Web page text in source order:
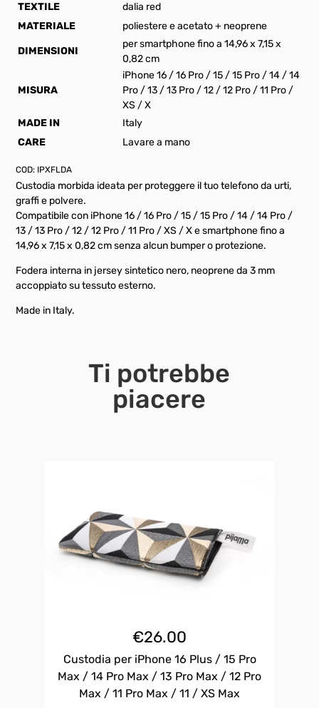
TEXTILE
dalia red
MATERIALE
poliestere e acetato + neoprene
DIMENSIONI
per smartphone fino a 14,96 x 7,15 x
0,82 cm
MISURA
iPhone 16 / 16 Pro / 15 / 15 Pro / 14 / 14
Pro / 13 / 13 Pro / 12 / 12 Pro / 11 Pro /
XS / X
MADE IN
Italy
CARE
Lavare a mano
COD: IPXFLDA
Custodia morbida ideata per proteggere il tuo telefono da urti,
graffi e polvere.
Compatibile con iPhone 16 / 16 Pro / 15 / 15 Pro / 14 / 14 Pro /
13 / 13 Pro / 12 / 12 Pro / 11 Pro / XS / X e smartphone fino a
14,96 x 7,15 x 0,82 cm senza alcun bumper o protezione.
Fodera interna in jersey sintetico nero, neoprene da 3 mm
accoppiato su tessuto esterno.
Made in Italy.
Ti potrebbe
piacere
€26.00
Custodia per iPhone 16 Plus / 15 Pro
Max / 14 Pro Max / 13 Pro Max / 12 Pro
Max / 11 Pro Max / 11 / XS Max